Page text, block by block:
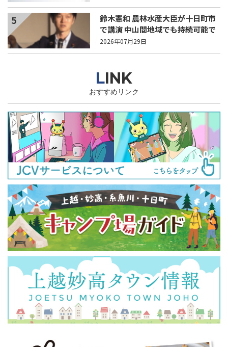
5
鈴木憲和 農林水産大臣が十日町市
で講演 中山間地域でも持続可能で
稼げる農業とは？
2026年07月29日
LINK
おすすめリンク